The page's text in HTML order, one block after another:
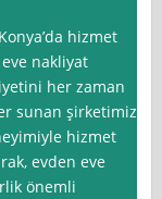
hizmet
nakliyat
her zaman
sunan şirketimiz,
hizmet
evden eve
önemli